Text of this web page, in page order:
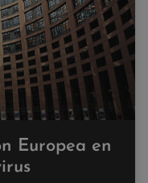
Europea en